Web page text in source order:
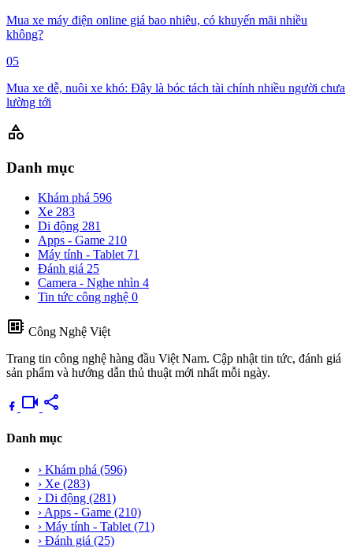
Mua xe máy điện online giá bao nhiêu, có khuyến mãi nhiều
không?
05
Mua xe dễ, nuôi xe khó: Đây là bóc tách tài chính nhiều người chưa
lường tới
category
Danh mục
Khám phá 596
Xe 283
Di động 281
Apps - Game 210
Máy tính - Tablet 71
Đánh giá 25
Camera - Nghe nhìn 4
Tin tức công nghệ 0
developer_board Công Nghệ Việt
Trang tin công nghệ hàng đầu Việt Nam. Cập nhật tin tức, đánh giá
sản phẩm và hướng dẫn thủ thuật mới nhất mỗi ngày.
videocam share
Danh mục
› Khám phá (596)
› Xe (283)
› Di động (281)
› Apps - Game (210)
› Máy tính - Tablet (71)
› Đánh giá (25)